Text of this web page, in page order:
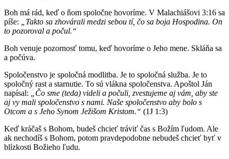
Boh má rád, keď o ňom spoločne hovoríme. V Malachiášovi 3:16 sa
píše:
„Takto sa zhovárali medzi sebou tí, čo sa boja Hospodina. On
to pozoroval a počul.“
Boh venuje pozornosť tomu, keď hovoríme o Jeho mene. Skláňa sa
a počúva.
Spoločenstvo je spoločná modlitba. Je to spoločná služba. Je to
spoločný rast a starnutie. To sú vlákna spoločenstva. Apoštol Ján
napísal:
„Čo sme (teda) videli a počuli, zvestujeme aj vám, aby ste
aj vy mali spoločenstvo s nami. Naše spoločenstvo aby bolo s
Otcom a s Jeho Synom Ježišom Kristom.“ (1J 1:3)
Keď kráčaš s Bohom, budeš chcieť tráviť čas s Božím ľudom. Ale
ak nechodíš s Bohom, potom pravdepodobne nebudeš chcieť byť v
blízkosti Božieho ľudu.